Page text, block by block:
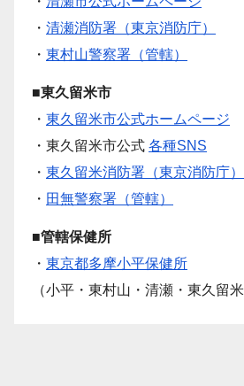
・ 清瀬消防署（東京消防庁）
・ 東村山警察署（管轄）
■東久留米市
・ 東久留米市公式ホームページ
・東久留米市公式 各種SNS
・ 東久留米消防署（東京消防庁）
・ 田無警察署（管轄）
■管轄保健所
・ 東京都多摩小平保健所
（小平・東村山・清瀬・東久留